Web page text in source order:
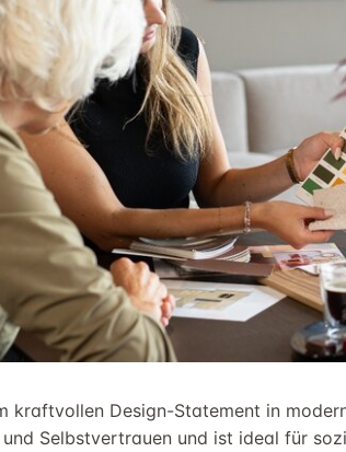
kraftvollen Design-Statement in
Selbstvertrauen und ist ideal für